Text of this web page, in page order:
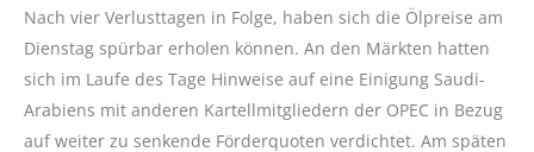
Nach vier Verlusttagen in Folge, haben sich die Ölpreise am
Dienstag spürbar erholen können. An den Märkten hatten
sich im Laufe des Tage Hinweise auf eine Einigung Saudi-
Arabiens mit anderen Kartellmitgliedern der OPEC in Bezug
auf weiter zu senkende Förderquoten verdichtet. Am späten